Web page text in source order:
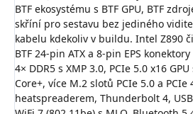
BTF ekosystému s BTF GPU, BTF
skříní pro sestavu bez jediného
kabelu kdekoliv v buildu. Intel Z890
BTF 24-pin ATX a 8-pin EPS
4× DDR5 s XMP 3.0, PCIe 5.0 x16
Core+, více M.2 slotů PCIe 5.0 a PCIe
heatspreaderem, Thunderbolt 4,